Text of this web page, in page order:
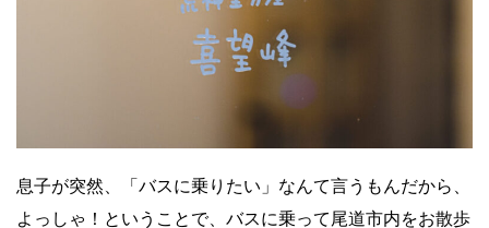
息子が突然、「バスに乗りたい」なんて言うもんだから、
よっしゃ！ということで、バスに乗って尾道市内をお散歩